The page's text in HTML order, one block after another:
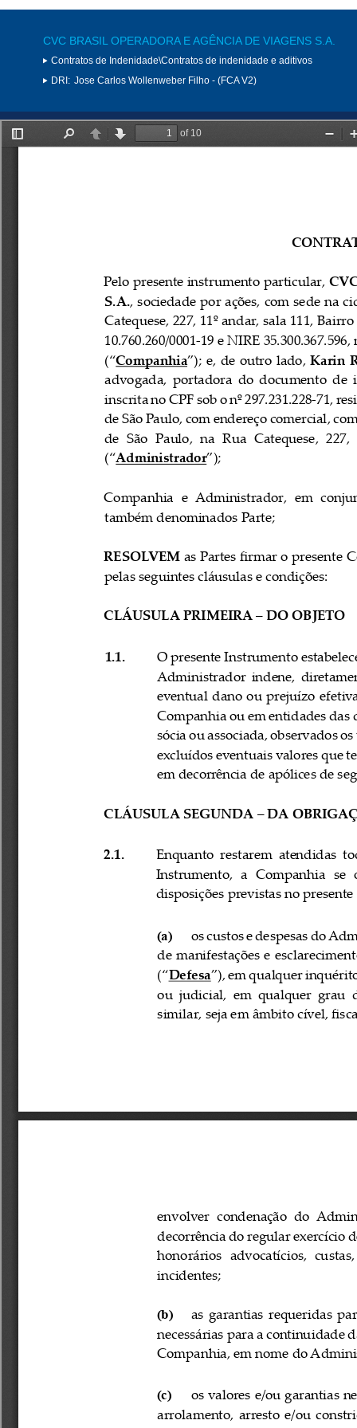
CVC BRASIL OPERADORA E AGÊNCIA DE VIAGENS S.A.
Contratos de Indenidade\Contratos de indenidade e aditivos
DRI: Jose Carlos Wollenweber Filho - (FCA V2)